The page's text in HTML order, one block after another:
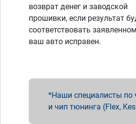
возврат денег и заводской
прошивки, если результат
соответствовать
ваш авто исправен.
Наши специалисты по
и чип тюнинга (Flex,